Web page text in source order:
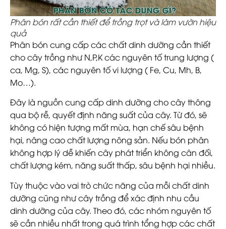
Phân bón rất cần thiết để trồng trọt và làm vườn hiệu
quả
Phân bón cung cấp các chất dinh dưỡng cần thiết
cho cây trồng như N,P,K các nguyên tố trung lượng (
ca, Mg, S), các nguyên tố vi lượng ( Fe, Cu, Mh, B,
Mo…).
Đây là nguồn cung cấp dinh dưỡng cho cây thông
qua bộ rễ, quyết định năng suất của cây. Từ đó, sẽ
không có hiện tượng mất mùa, hạn chế sâu bệnh
hại, nâng cao chất lượng nông sản. Nếu bón phân
không hợp lý dễ khiến cây phát triển không cân đối,
chất lượng kém, năng suất thấp, sâu bệnh hại nhiều.
Tùy thuộc vào vai trò chức năng của mỗi chất dinh
dưỡng cũng như cây trồng để xác định nhu cầu
dinh dưỡng của cây. Theo đó, các nhóm nguyên tố
sẽ cần nhiều nhất trong quá trình tổng hợp các chất